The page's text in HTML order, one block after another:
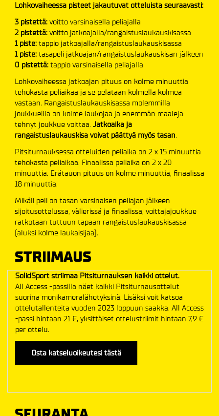
Lohkovaiheessa pisteet jakautuvat otteluista seuraavasti:
3 pistettä: voitto varsinaisella peliajalla
2 pistettä: voitto jatkoajalla/rangaistuslaukauskisassa
1 piste: tappio jatkoajalla/rangaistuslaukauskisassa
1 piste: tasapeli jatkoajan/rangaistuslaukauskisan jälkeen
0 pistettä: tappio varsinaisella peliajalla
Lohkovaiheessa jatkoajan pituus on kolme minuuttia
tehokasta peliaikaa ja se pelataan kolmella kolmea
vastaan. Rangaistuslaukauskisassa molemmilla
joukkueilla on kolme laukojaa ja enemmän maaleja
tehnyt joukkue voittaa. Jatkoaika ja
rangaistuslaukauskisa voivat päättyä myös tasan.
Pitsiturnauksessa otteluiden peliaika on 2 x 15 minuuttia
tehokasta peliaikaa. Finaalissa peliaika on 2 x 20
minuuttia. Erätauon pituus on kolme minuuttia, finaalissa
18 minuuttia.
Mikäli peli on tasan varsinaisen peliajan jälkeen
sijoitusottelussa, välierissä ja finaalissa, voittajajoukkue
ratkotaan tuttuun tapaan rangaistuslaukauskisassa
(aluksi kolme laukaisijaa).
STRIIMAUS
SolidSport striimaa Pitsiturnauksen kaikki ottelut.
All Access -passilla näet kaikki Pitsiturnausottelut
suorina monikameralähetyksinä. Lisäksi voit katsoa
ottelutallenteita vuoden 2023 loppuun saakka. All Access
-passi hintaan 21 €, yksittäiset ottelustriimit hintaan 7,9 €
per ottelu.
Osta katseluoikeutesi tästä